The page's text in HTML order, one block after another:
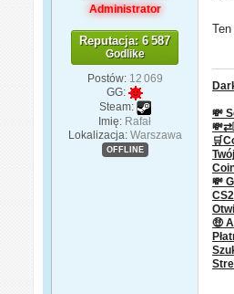
Administrator
Reputacja: 6 587
Godlike
Postów: 12 069
GG:
Steam:
Imię: Rafał
Lokalizacja: Warszawa
OFFLINE
💸
💸
🤑